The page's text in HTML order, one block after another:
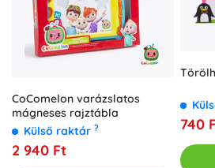
CoComelon varázslatos
mágneses rajztábla
Külső raktár ?
2 940 Ft
740